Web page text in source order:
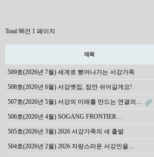
Total 98건 1 페이지
제목
509호(2026년 7월) 세계로 뻗어나가는 서강가족
508호(2026년 6월) 서강옛집, 잠깐 쉬어갈게요!
507호(2026년 5월) 서강의 미래를 만드는 연결의…
506호(2026년 4월) SOGANG FRONTIER…
505호(2026년 3월) 2026 서강가족의 새 출발
504호(2026년 2월) 2026 자랑스러운 서강인을…